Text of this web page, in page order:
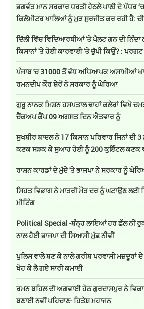
ਭਗਵੰਤ ਮਾਨ ਸਰਕਾਰ ਧਰਤੀ ਹੇਠਲੇ ਪਾਣੀ ਦੇ ਪੱਧਰ
ਕਿਲੋਮੀਟਰ ਖਾਲਿਆਂ ਨੂੰ ਮੁੜ ਸੁਰਜੀਤ ਕਰ ਰਹੀ ਹੈ:
ਦਿੱਲੀ ਵਿੱਚ ਵਿਦਿਆਰਥੀਆਂ 'ਤੇ ਪੈਲਟ ਗਨ ਦੀ ਨਿੰਦਾ
ਕਿਸਾਨਾਂ 'ਤੇ ਹੋਈ ਕਾਰਵਾਈ 'ਤੇ ਚੁੱਪੀ ਕਿਉਂ? :
ਪੰਜਾਬ 'ਚ 31000 ਤੋਂ ਵੱਧ ਅਧਿਆਪਕ ਅਸਾਮੀਆਂ
ਰਮਨਦੀਪ ਕੌਰ ਸ਼ੇਰੋਂ ਨੇ ਸਰਕਾਰ ਨੂੰ ਘੇਰਿਆ
ਗੁਰੂ ਨਾਨਕ ਮਿਸ਼ਨ ਹਸਪਤਾਲ ਢਾਹਾਂ ਕਲੇਰਾਂ ਵਿਖੇ
ਚੈੱਕਅਪ ਕੈਂਪ 09 ਅਗਸਤ ਦਿਨ ਐਤਵਾਰ ਨੂੰ
ਸੁਖਬੀਰ ਬਾਦਲ ਨੇ 17 ਕਿਸਾਨ ਪਰਿਵਾਰ ਜਿਨਾਂ ਦੀ
ਕਣਕ ਸੜਕ ਕੇ ਸੁਆਹ ਹੋਈ ਨੂੰ 200 ਕੁਇੰਟਲ ਕਣਕ
ਰਾਸ਼ਨ ਕਾਰਡਾਂ ਦੇ ਮੁੱਦੇ 'ਤੇ ਭਾਜਪਾ ਨੇ ਸਰਕਾਰ ਨੂੰ
ਸਿਹਤ ਵਿਭਾਗ ਨੇ ਮਾਤਰੀ ਮੌਤ ਦਰ ਨੂੰ ਘਟਾਉਣ ਲਈ
ਮੀਟਿੰਗ
Political Special -ਬੰਨ੍ਹ ਲਾਇਆਂ ਹਰ ਛੱਲ ਨੀਂ
ਨਾਲ ਹੋਈ ਭਾਜਪਾ ਦੀ ਸਿਆਸੀ ਮੁੱਛ ਨੀਵੀਂ
ਪੁਲਿਸ ਵਾਲੇ ਬਣ ਕੇ ਨਾਲੇ ਗਰੀਬ ਪਰਵਾਸੀ ਮਜ਼ਦੂਰਾਂ
ਖੋਹ ਕੇ ਲੈ ਗਏ ਸਾਰੀ ਕਮਾਈ
ਰਮਨ ਬਹਿਲ ਦੀ ਅਗਵਾਈ ਹੇਠ ਗੁਰਦਾਸਪੁਰ ਨੇ
ਬਣਾਈ ਨਵੀਂ ਪਹਿਚਾਣ- ਹਿਤੇਸ਼ ਮਹਾਜਨ